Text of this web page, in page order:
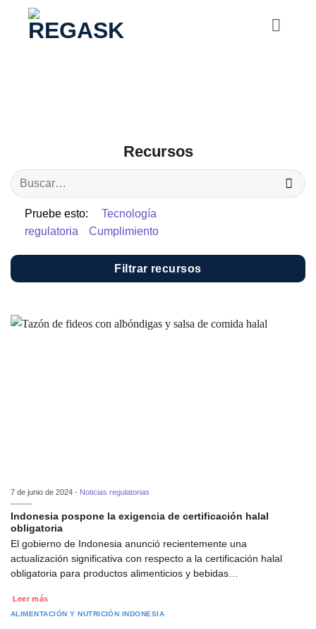
Saltar
Recursos
Pruebe esto:
Tecnología
regulatoria
Cumplimiento
Filtrar recursos
7 de junio de 2024 - Noticias regulatorias
Indonesia pospone la exigencia de certificación halal
obligatoria
El gobierno de Indonesia anunció recientemente una
actualización significativa con respecto a la certificación halal
obligatoria para productos alimenticios y bebidas…
Leer más
ALIMENTACIÓN Y NUTRICIÓN INDONESIA